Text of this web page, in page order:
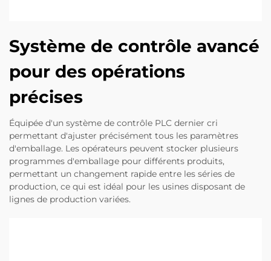
Système de contrôle avancé
pour des opérations
précises
Équipée d'un système de contrôle PLC dernier cri
permettant d'ajuster précisément tous les paramètres
d'emballage. Les opérateurs peuvent stocker plusieurs
programmes d'emballage pour différents produits,
permettant un changement rapide entre les séries de
production, ce qui est idéal pour les usines disposant de
lignes de production variées.